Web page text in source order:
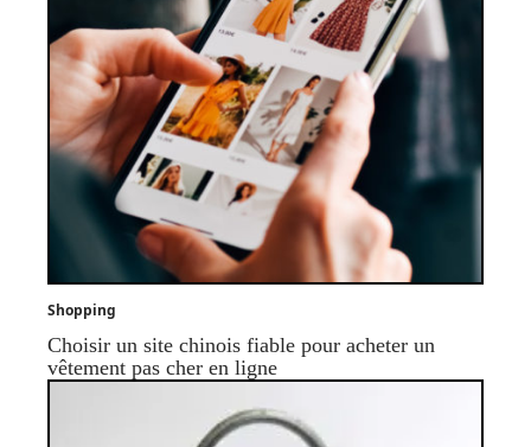
Shopping
Choisir un site chinois fiable pour acheter un
vêtement pas cher en ligne